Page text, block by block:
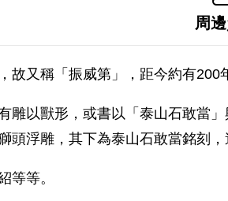
周
又稱「振威第」，距今約有200
以獸形，或書以「泰山石敢當
浮雕，其下為泰山石敢當銘刻，
等等。